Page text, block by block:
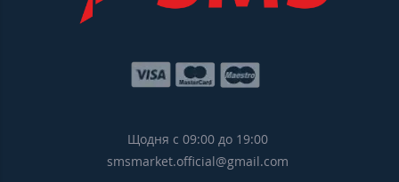
Щодня с 09:00 до 19:00
smsmarket.official@gmail.com